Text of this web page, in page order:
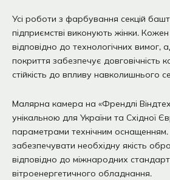
Усі роботи з фарбування секцій
підприємстві виконують жінки.
відповідно до технологічних вимог,
покриття забезпечує довговічність
стійкість до впливу навколишнього
Малярна камера на «Френдлі
унікальною для України та Східної
параметрами технічним
забезпечувати необхідну якість
відповідно до міжнародних
вітроенергетичного обладнання.